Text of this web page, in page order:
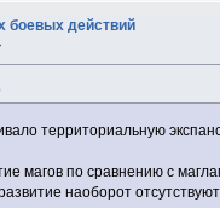
боевых действий
территориальную
магов по сравнению с
наоборот